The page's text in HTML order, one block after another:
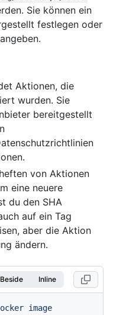
Sie können ein
festlegen oder
Aktionen, die
wurden. Sie
bereitgestellt
von Aktionen
eine neuere
du den SHA
auf ein Tag
aber die Aktion
ändern.
Beside Inline
image